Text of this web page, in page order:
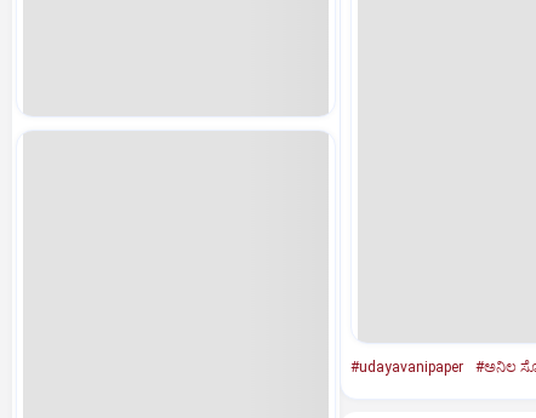
#udayavanipaper #ಅನಿಲ